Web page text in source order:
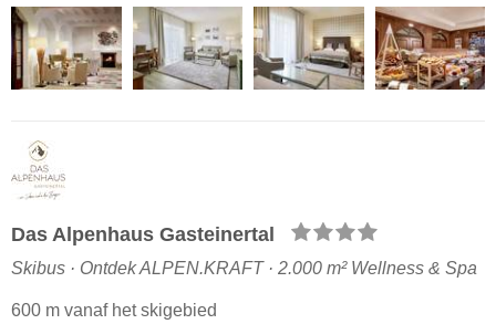
Das Alpenhaus Gasteinertal
Skibus · Ontdek ALPEN.KRAFT · 2.000 m² Wellness & Spa
600 m vanaf het skigebied